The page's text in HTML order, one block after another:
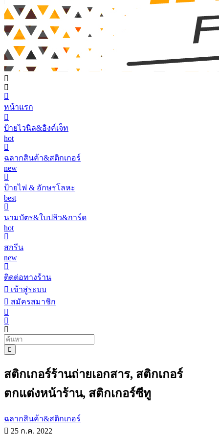
หน้าแรก
ป้ายไวนิล&อิงค์เจ็ท
hot
ฉลากสินค้า&สติกเกอร์
new
ป้ายไฟ & อักษรโลหะ
best
นามบัตร&ใบปลิว&การ์ด
hot
สกรีน
new
ติดต่อทางร้าน
เข้าสู่ระบบ
สมัครสมาชิก
สติกเกอร์ร้านถ่ายเอกสาร, สติกเกอร์
ตกแต่งหน้าร้าน, สติกเกอร์ซีทู
ฉลากสินค้า&สติกเกอร์
25 ก.ค. 2022